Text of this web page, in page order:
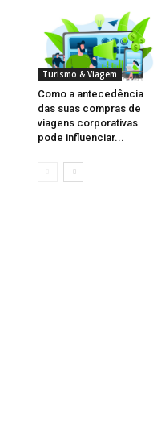
Turismo & Viagem
Como a antecedência
das suas compras de
viagens corporativas
pode influenciar...